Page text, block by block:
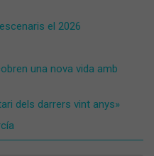
el 2026
una nova vida amb
dels darrers vint anys»